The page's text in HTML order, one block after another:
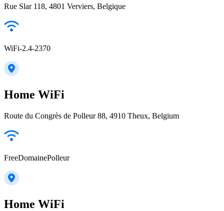
Rue Slar 118, 4801 Verviers, Belgique
WiFi-2.4-2370
Home WiFi
Route du Congrès de Polleur 88, 4910 Theux, Belgium
FreeDomainePolleur
Home WiFi